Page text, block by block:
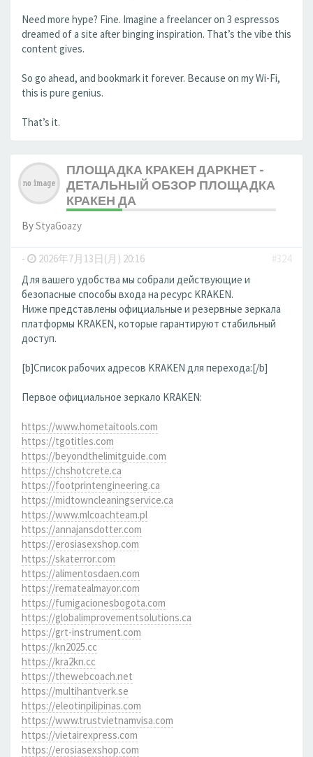
Need more hype? Fine. Imagine a freelancer on 3 espressos
dreamed of a site after binging inspiration. That’s the vibe this
content gives.
So go ahead, and bookmark it forever. Because on my Wi-Fi,
this is pure genius.
That’s it.
ПЛОЩАДКА КРАКЕН ДАРКНЕТ -
ДЕТАЛЬНЫЙ ОБЗОР ПЛОЩАДКА
КРАКЕН ДА
ByStyaGoazy
- 2026年7月13日(月) 20:16
#324
Для вашего удобства мы собрали действующие и
безопасные способы входа на ресурс KRAKEN.
Ниже представлены официальные и резервные зеркала
платформы KRAKEN, которые гарантируют стабильный
доступ.
[b]Список рабочих адресов KRAKEN для перехода:[/b]
Первое официальное зеркало KRAKEN:
https://www.hometaitools.com
https://tgotitles.com
https://beyondthelimitguide.com
https://chshotcrete.ca
https://footprintengineering.ca
https://midtowncleaningservice.ca
https://www.mlcoachteam.pl
https://annajansdotter.com
https://erosiasexshop.com
https://skaterror.com
https://alimentosdaen.com
https://rematealmayor.com
https://fumigacionesbogota.com
https://globalimprovementsolutions.ca
https://grt-instrument.com
https://kn2025.cc
https://kra2kn.cc
https://thewebcoach.net
https://multihantverk.se
https://eleotinpilipinas.com
https://www.trustvietnamvisa.com
https://vietairexpress.com
https://erosiasexshop.com